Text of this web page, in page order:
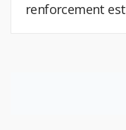
renforcement